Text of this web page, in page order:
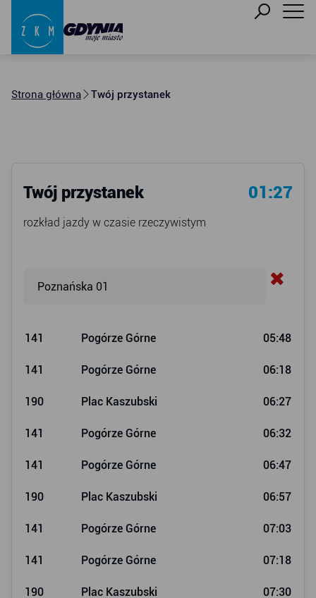
Strona główna Twój przystanek
Twój przystanek 01:27
rozkład jazdy w czasie rzeczywistym
141 Pogórze Górne 05:48
141 Pogórze Górne 06:18
190 Plac Kaszubski 06:27
141 Pogórze Górne 06:32
141 Pogórze Górne 06:47
190 Plac Kaszubski 06:57
141 Pogórze Górne 07:03
141 Pogórze Górne 07:18
190 Plac Kaszubski 07:30